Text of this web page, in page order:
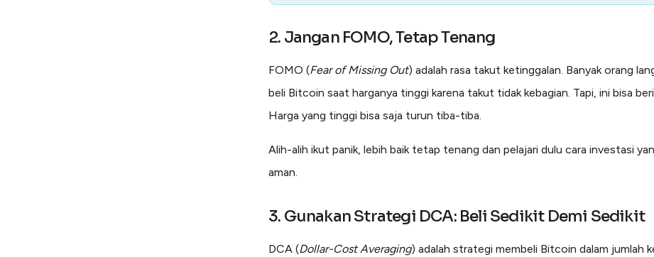
2. Jangan FOMO, Tetap Tenang
FOMO (Fear of Missing Out) adalah rasa takut ketinggalan. Banyak orang
beli Bitcoin saat harganya tinggi karena takut tidak kebagian. Tapi, ini bisa
Harga yang tinggi bisa saja turun tiba-tiba.
Alih-alih ikut panik, lebih baik tetap tenang dan pelajari dulu cara investasi
aman.
3. Gunakan Strategi DCA: Beli Sedikit Demi Sedikit
DCA (Dollar-Cost Averaging) adalah strategi membeli Bitcoin dalam jumlah